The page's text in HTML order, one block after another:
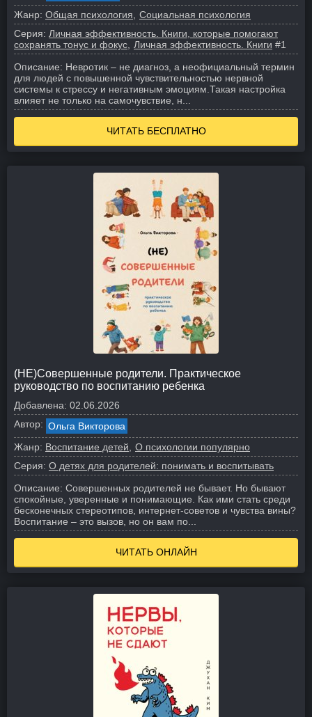
Жанр: Общая психология
Социальная психология
Серия: Личная эффективность. Книги, которые помогают
сохранять тонус и фокус
Личная эффективность. Книги #1
Описание: Невротик – не диагноз, а неофициальный термин
для людей с повышенной чувствительностью нервной
системы к стрессу и негативным эмоциям. Такая настройка
влияет не только на самочувствие, н...
ЧИТАТЬ БЕСПЛАТНО
(НЕ)Совершенные родители. Практическое
руководство по воспитанию ребенка
Добавлена: 02.06.2026
Автор: Ольга Викторова
Жанр: Воспитание детей
О психологии популярно
Серия: О детях для родителей: понимать и воспитывать
Описание: Совершенных родителей не бывает. Но бывают
спокойные, уверенные и понимающие. Как ими стать среди
бесконечных стереотипов, интернет-советов и чувства вины?
Воспитание – это вызов, но он вам по...
ЧИТАТЬ ОНЛАЙН